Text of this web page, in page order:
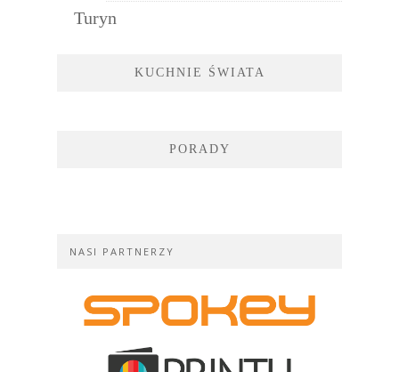
Turyn
KUCHNIE ŚWIATA
PORADY
NASI PARTNERZY